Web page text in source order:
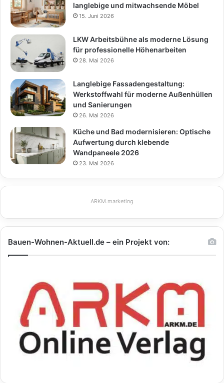
langlebige und mitwachsende Möbel
15. Juni 2026
LKW Arbeitsbühne als moderne Lösung
für professionelle Höhenarbeiten
28. Mai 2026
Langlebige Fassadengestaltung:
Werkstoffwahl für moderne Außenhüllen
und Sanierungen
26. Mai 2026
Küche und Bad modernisieren: Optische
Aufwertung durch klebende
Wandpaneele 2026
23. Mai 2026
ARKM.marketing
Bauen-Wohnen-Aktuell.de – ein Projekt von: